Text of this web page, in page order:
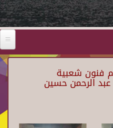
فنون شعبية
الرحمن حسين